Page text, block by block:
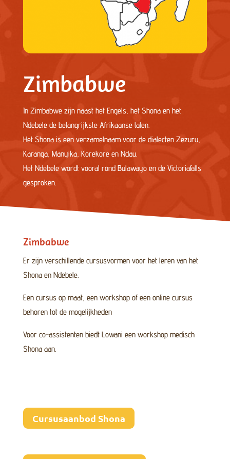
Zimbabwe
In Zimbabwe zijn naast het Engels, het Shona en het
Ndebele de belangrijkste Afrikaanse talen.
Het Shona is een verzamelnaam voor de dialecten Zezuru,
Karanga, Manyika, Korekore en Ndau.
Het Ndebele wordt vooral rond Bulawayo en de Victoriafalls
gesproken.
Zimbabwe
Er zijn verschillende cursusvormen voor het leren van het
Shona en Ndebele.
Een cursus op maat, een workshop of een online cursus
behoren tot de mogelijkheden
Voor co-assistenten biedt Lowani een workshop medisch
Shona aan.
Cursusaanbod Shona